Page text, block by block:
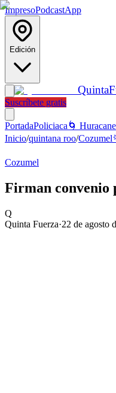
ImpresoPodcastApp
Edición
Quinta
Suscríbete gratis
PortadaPoliciaca 🌀
Inicio/quintana roo/Cozumel
Cozumel
Firman convenio
Q
Quinta Fuerza·22 de agosto